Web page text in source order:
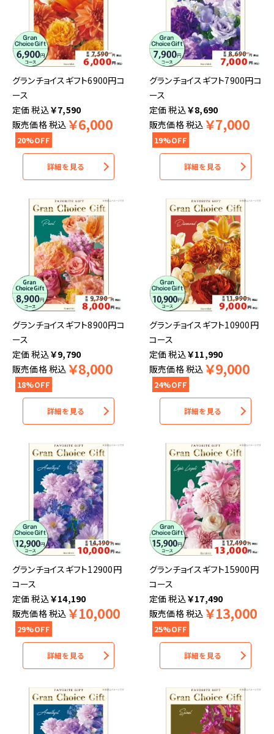
グランチョイスギフト6900円コ
ース
税込￥7,590
販売価格税込 ￥6,000
20%OFF
詳細を見る
グランチョイスギフト7900円コ
ース
税込￥8,690
販売価格税込 ￥7,000
19%OFF
詳細を見る
グランチョイスギフト8900円コ
ース
税込￥9,790
販売価格税込 ￥8,000
18%OFF
詳細を見る
グランチョイスギフト10900円
コース
税込￥11,990
販売価格税込 ￥9,000
24%OFF
詳細を見る
グランチョイスギフト12900円
コース
税込￥14,190
販売価格税込 ￥10,000
29%OFF
詳細を見る
グランチョイスギフト15900円
コース
税込￥17,490
販売価格税込 ￥13,000
25%OFF
詳細を見る